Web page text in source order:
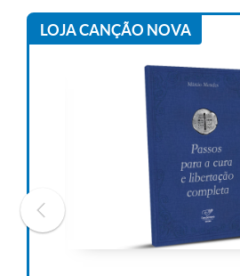
LOJA CANÇÃO NOVA